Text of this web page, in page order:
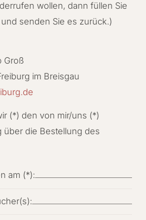
wollen, dann füllen Sie
senden Sie es zurück.)
Groß
im Breisgau
(*) den von mir/uns (*)
über die Bestellung des
am (*):